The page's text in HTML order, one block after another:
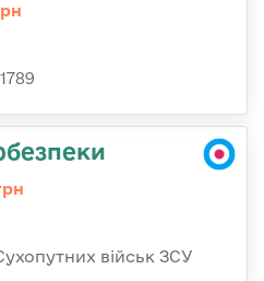
військ ЗСУ